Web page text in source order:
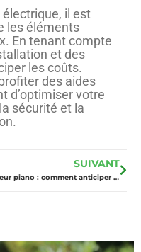
il est
les éléments
En tenant compte
et des
les coûts.
des aides
d’optimiser votre
sécurité et la
SUIVANT
Largeur piano : comment anticiper les contraintes pour un déménagement sans risque ?